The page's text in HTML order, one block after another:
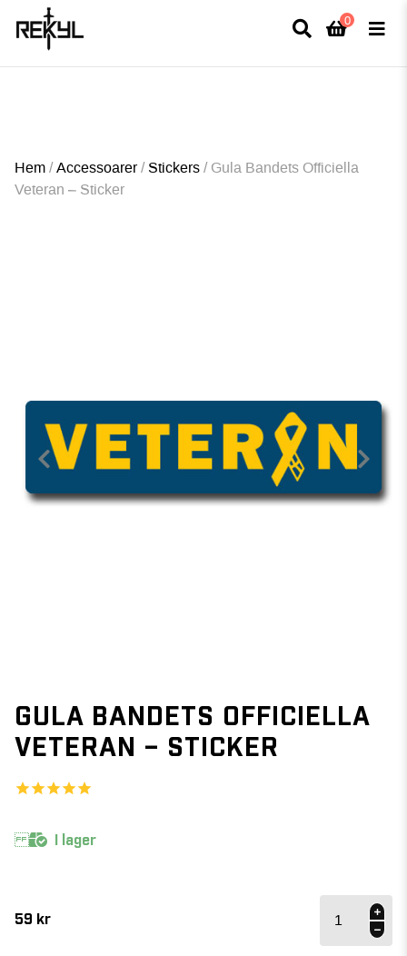
FULLT TRYCK I LEDNINGAR- MEDFÖR LÄNGRE LEVERANSTID - FRI FRAKT
0
Hem/Accessoarer/ Stickers/Gula Bandets Officiella
Veteran – Sticker
GULA BANDETS OFFICIELLA
VETERAN – STICKER
I lager
59 kr
Bandets